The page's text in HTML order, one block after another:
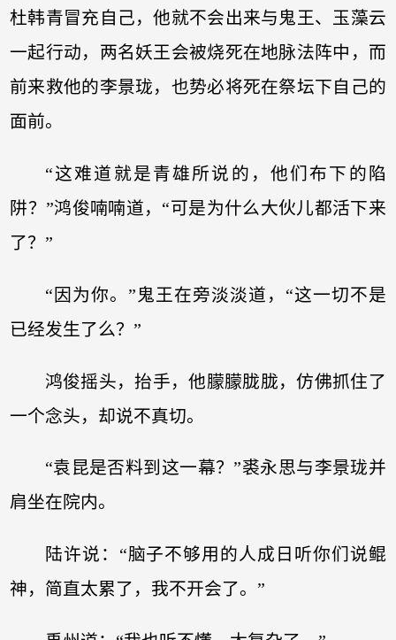
杜韩青冒充自己，他就不会出来与鬼王、玉藻云
一起行动，两名妖王会被烧死在地脉法阵中，而
前来救他的李景珑，也势必将死在祭坛下自己的
面前。
“这难道就是青雄所说的，他们布下的陷
阱？”鸿俊喃喃道，“可是为什么大伙儿都活下来
了？”
“因为你。”鬼王在旁淡淡道，“这一切不是
已经发生了么？”
鸿俊摇头，抬手，他朦朦胧胧，仿佛抓住了
一个念头，却说不真切。
“袁昆是否料到这一幕？”裘永思与李景珑并
肩坐在院内。
陆许说：“脑子不够用的人成日听你们说鲲
神，简直太累了，我不开会了。”